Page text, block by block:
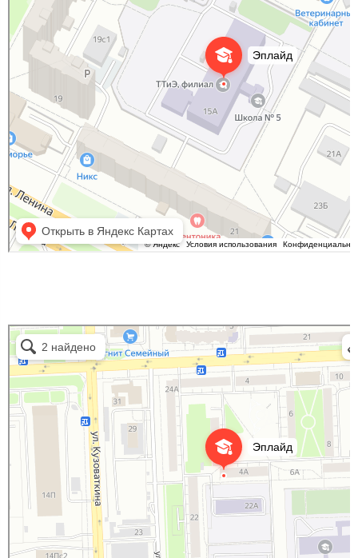
Эплайд
Курсы иностранных языков в Нижневартовске